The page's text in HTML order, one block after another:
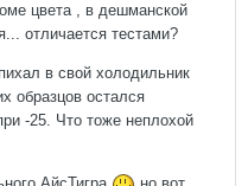
цвета , в дешманской
отличается тестами?
в свой холодильник
образцов остался
-25. Что тоже неплохой